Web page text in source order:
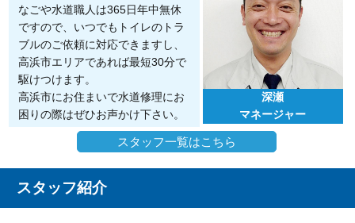
なごや水道職人は365日年中無休
ですので、いつでもトイレのトラ
ブルのご依頼に対応できますし、
高浜市エリアであれば最短30分で
駆けつけます。
高浜市にお住まいで水道修理にお
困りの際はぜひお声かけ下さい。
深瀬
マネージャー
スタッフ一覧はこちら
スタッフ紹介